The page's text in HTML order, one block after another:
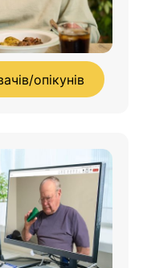
опікунів